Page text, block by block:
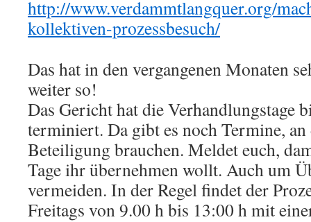
http://www.verdammtlangquer.org/
kollektiven-prozessbesuch/
Das hat in den vergangenen Monaten
weiter so!
Das Gericht hat die Verhandlungstage
terminiert. Da gibt es noch Termine,
Beteiligung brauchen. Meldet euch,
Tage ihr übernehmen wollt. Auch um
vermeiden. In der Regel findet der
Freitags von 9.00 h bis 13:00 h mit